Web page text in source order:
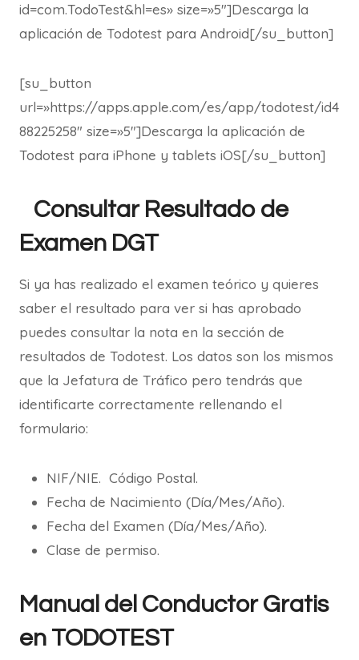
id=com.TodoTest&hl=es» size=»5″]Descarga la
aplicación de Todotest para Android[/su_button]
[su_button
url=»https://apps.apple.com/es/app/todotest/id4
88225258″ size=»5″]Descarga la aplicación de
Todotest para iPhone y tablets iOS[/su_button]
Consultar Resultado de
Examen DGT
Si ya has realizado el examen teórico y quieres
saber el resultado para ver si has aprobado
puedes consultar la nota en la sección de
resultados de Todotest. Los datos son los mismos
que la Jefatura de Tráfico pero tendrás que
identificarte correctamente rellenando el
formulario:
NIF/NIE. Código Postal.
Fecha de Nacimiento (Día/Mes/Año).
Fecha del Examen (Día/Mes/Año).
Clase de permiso.
Manual del Conductor Gratis
en TODOTEST